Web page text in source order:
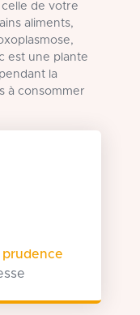
de votre
aliments,
est une plante
la
à consommer